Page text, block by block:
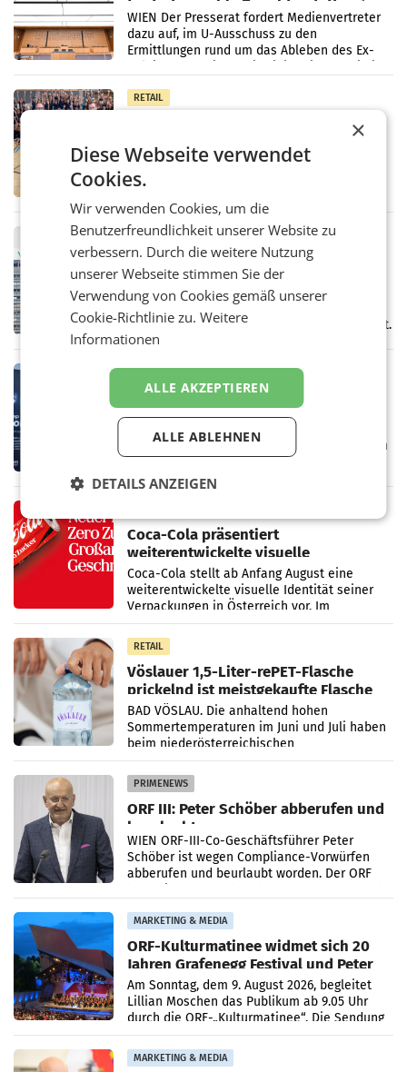
fordert sensible Berichterstattung
WIEN Der Presserat fordert Medienvertreter
dazu auf, im U-Ausschuss zu den
Ermittlungen rund um das Ableben des Ex-
RETAIL
Sommercamps im Osten Österreichs
Bereits zum zweiten Mal begleitet Bipa das
Kids“. Während der Campwochen in den
Monaten Juli und August versorgt das
Unternehmen Kinder sowie
RETAIL
voestalpine verzeichnet solides
erstes Quartal und steigert EBITDA
Der voestalpine-Konzern hat im 1. Quartal
des Geschäftsjahres 2026/27 (1. April bis 30.
Juni 2026) ein solides Ergebnis erwirtschaftet.
Der Umsatz stieg im Vergleich zur
RETAIL
Kühl-Spray: SN Sports bringt „Keep
Cool“ auf den Markt
Die SN Sports GmbH bringt gemeinsam mit
der Firma Feygenblatt FloGu OG einen neuen
Kühl- und Regenerations-Spray auf den
Markt. Das Produkt namens „Keep Cool“ ist zu
Coca-Cola präsentiert
weiterentwickelte visuelle
Markenidentität
Coca-Cola stellt ab Anfang August eine
weiterentwickelte visuelle Identität seiner
Verpackungen in Österreich vor. Im
Mittelpunkt des Redesigns stehen zentrale
Gestaltungselemente
RETAIL
Vöslauer 1,5-Liter-rePET-Flasche
prickelnd ist meistgekaufte Flasche
Österreichs
BAD VÖSLAU. Die anhaltend hohen
Sommertemperaturen im Juni und Juli haben
beim niederösterreichischen
Getränkehersteller Vöslauer zu deutlichen
Absatzzuwächsen geführt. Während
PRIMENEWS
ORF III: Peter Schöber abberufen und
beurlaubt
WIEN ORF-III-Co-Geschäftsführer Peter
Schöber ist wegen Compliance-Vorwürfen
abberufen und beurlaubt worden. Der ORF
MARKETING & MEDIA
ORF-Kulturmatinee widmet sich 20
Jahren Grafenegg Festival und Peter
Simonischek
Am Sonntag, dem 9. August 2026, begleitet
Lillian Moschen das Publikum ab 9.05 Uhr
durch die ORF-„Kulturmatinee“. Die Sendung
startet mit der Dokumentation „20 Jahre
Grafenegg
MARKETING & MEDIA
×
Diese Webseite verwendet
Cookies.
Wir verwenden Cookies, um die
Benutzerfreundlichkeit unserer Website zu
verbessern. Durch die weitere Nutzung
unserer Webseite stimmen Sie der
Verwendung von Cookies gemäß unserer
Cookie-Richtlinie zu.Weitere
Informationen
ALLE AKZEPTIEREN
ALLE ABLEHNEN
DETAILS ANZEIGEN